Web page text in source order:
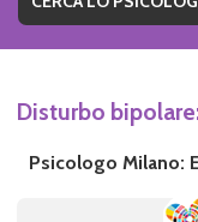
Disturbo
Psicologo Milano: